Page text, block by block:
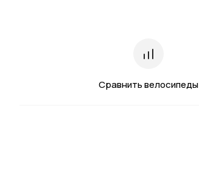
Сравнить велосипеды